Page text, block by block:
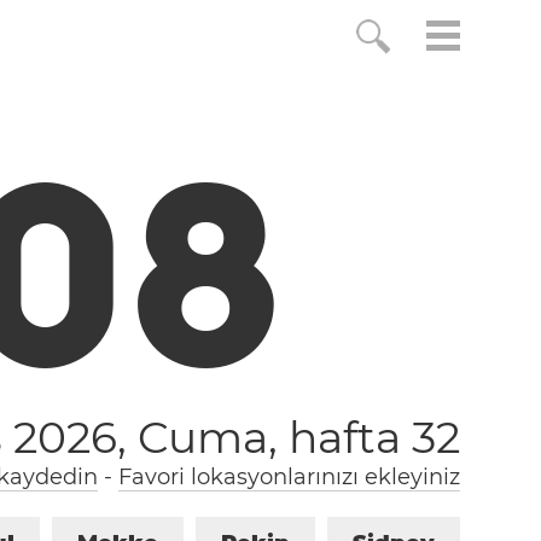
9
Cuma, hafta 32
- Favori lokasyonlarınızı ekleyiniz